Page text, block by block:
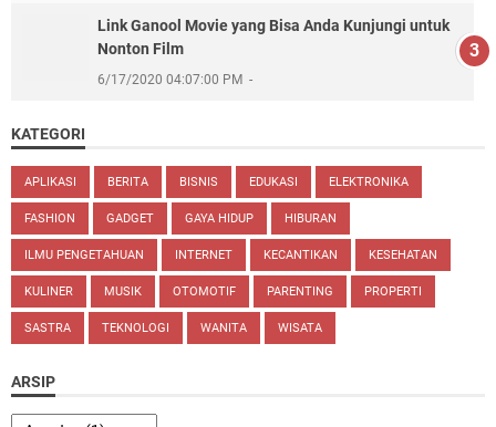
Link Ganool Movie yang Bisa Anda Kunjungi untuk
Nonton Film
6/17/2020 04:07:00 PM
KATEGORI
APLIKASI BERITA BISNIS EDUKASI ELEKTRONIKA
FASHION GADGET GAYA HIDUP HIBURAN
ILMU PENGETAHUAN INTERNET KECANTIKAN KESEHATAN
KULINER MUSIK OTOMOTIF PARENTING PROPERTI
SASTRA TEKNOLOGI WANITA WISATA
ARSIP